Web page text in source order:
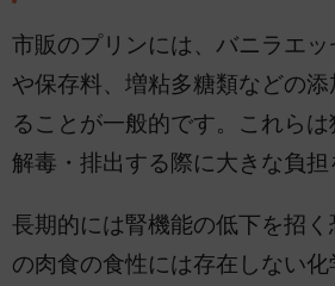
市販のプリンには、バニラエ
や保存料、増粘多糖類などの
ることが一般的です。これら
解毒・排出する際に大きな負担
長期的には腎機能の低下を招
の肉食の食性には存在しない